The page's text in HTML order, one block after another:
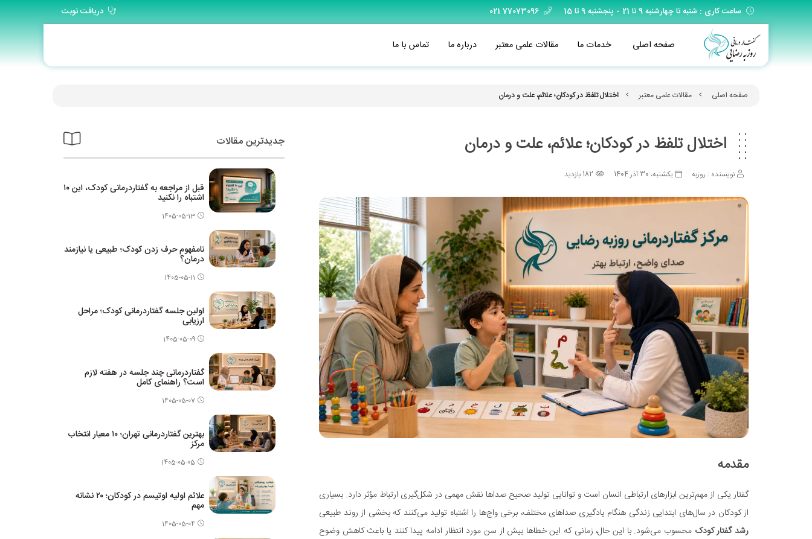
ساعت کاری : شنبه تا چهارشنبه 9 تا 21 - پنجشنبه 9 تا 15 77073096 021 دریافت نوبت
صفحه اصلی خدمات ما مقالات علمی معتبر درباره ما تماس با ما
صفحه اصلی مقالات علمی معتبر اختلال تلفظ در کودکان؛ علائم، علت و درمان
اختلال تلفظ در کودکان؛ علائم، علت و درمان
نویسنده : روزبه یکشنبه، 30 آذر 1404 182 بازدید
مقدمه
گفتار یکی از مهم‌ترین ابزارهای ارتباطی انسان است و توانایی تولید صحیح صداها نقش مهمی در شکل‌گیری ارتباط مؤثر دارد. بسیاری
از کودکان در سال‌های ابتدایی زندگی هنگام یادگیری صداهای مختلف، برخی واج‌ها را اشتباه تولید می‌کنند که بخشی از روند طبیعی
رشد گفتار کودک محسوب می‌شود. با این حال، زمانی که این خطاها بیش از سن مورد انتظار ادامه پیدا کنند یا باعث کاهش وضوح
جدیدترین مقالات
قبل از مراجعه به گفتاردرمانی کودک، این ۱۰
اشتباه را نکنید
1405-05-13
نامفهوم حرف زدن کودک؛ طبیعی یا نیازمند
درمان؟
1405-05-11
اولین جلسه گفتاردرمانی کودک؛ مراحل
ارزیابی
1405-05-09
گفتاردرمانی چند جلسه در هفته لازم
است؟ راهنمای کامل
1405-05-07
بهترین گفتاردرمانی تهران؛ ۱۰ معیار انتخاب
مرکز
1405-05-05
علائم اولیه اوتیسم در کودکان؛ ۲۰ نشانه
مهم
1405-05-04